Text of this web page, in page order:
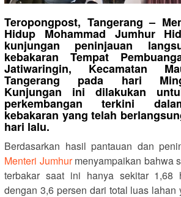
Teropongpost, Tangerang –
Hidup Mohammad Jumhur
kunjungan peninjauan
kebakaran Tempat
Jatiwaringin, Kecamatan
Tangerang pada hari
Kunjungan ini dilakukan
perkembangan terkini
kebakaran yang telah
hari lalu.
‎Berdasarkan hasil pantauan dan
Menteri Jumhurmenyampaikan bahwa
terbakar saat ini hanya sekitar 1,68
dengan 3,6 persen dari total luas lahan